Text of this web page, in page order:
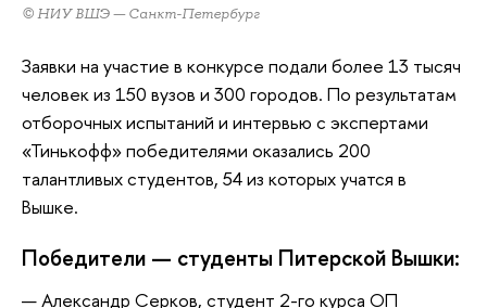
© НИУ ВШЭ — Санкт-Петербург
Заявки на участие в конкурсе подали более 13 тысяч
человек из 150 вузов и 300 городов. По результатам
отборочных испытаний и интервью с экспертами
«Тинькофф» победителями оказались 200
талантливых студентов, 54 из которых учатся в
Вышке.
Победители — студенты Питерской Вышки:
— Александр Серков, студент 2-го курса ОП